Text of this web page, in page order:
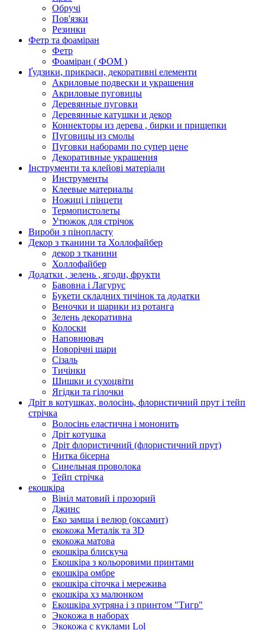
Обручі
Пов'язки
Резинки
Фетр та фоаміран
Фетр
Фоаміран ( ФОМ )
Ґудзики, прикраси, декоративні елементи
Акриловые подвески и украшения
Акриловые пуговицы
Деревянные пуговки
Деревянные катушки и декор
Коннекторы из дерева , бирки и прищепки
Пуговицы из смолы
Пуговки наборами по супер цене
Декоративные украшения
Інструменти та клейові матеріали
Инструменты
Клеевые материалы
Ножиці і пінцети
Термопистолеты
Утюжок для стрічок
Вироби з пінопласту
Декор з тканини та Холлофайбер
декор з тканини
Холлофайбер
Додатки , зелень , ягоди, фрукти
Бавовна і Лагурус
Букети складних тичінок та додатки
Веночки и шарики из ротанга
Зелень декоративна
Колоски
Наповнювач
Новорічні шари
Сізаль
Тичінки
Шишки и сухоцвіти
Ягідки та гілочки
Дріт в котушках, волосінь, флористичний прут і тейп
стрічка
Волосінь еластична і мононить
Дріт котушка
Дріт флористичний (флористичний прут)
Нитка бісерна
Синельная проволока
Тейп стрічка
екошкіра
Вініл матовий і прозорий
Джинс
Еко замша і велюр (оксамит)
екокожа Металік та 3D
екокожа матова
екошкіра блискуча
Екошкіра з кольоровими принтами
екошкіра омбре
екошкіра сіточка і мережива
екошкіра хз малюнком
Екошкіра хутряна і з принтом "Тигр"
Экокожа в наборах
Экокожа с куклами Lol